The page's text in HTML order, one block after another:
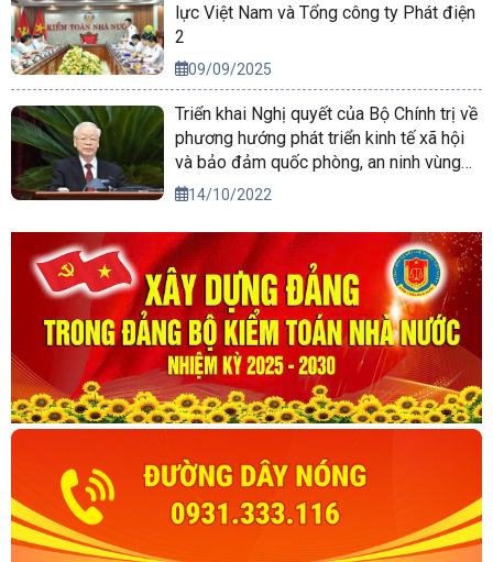
lực Việt Nam và Tổng công ty Phát điện
2
09/09/2025
Triển khai Nghị quyết của Bộ Chính trị về
phương hướng phát triển kinh tế xã hội
và bảo đảm quốc phòng, an ninh vùng
Tây Nguyên đến năm 2030, tầm nhìn
14/10/2022